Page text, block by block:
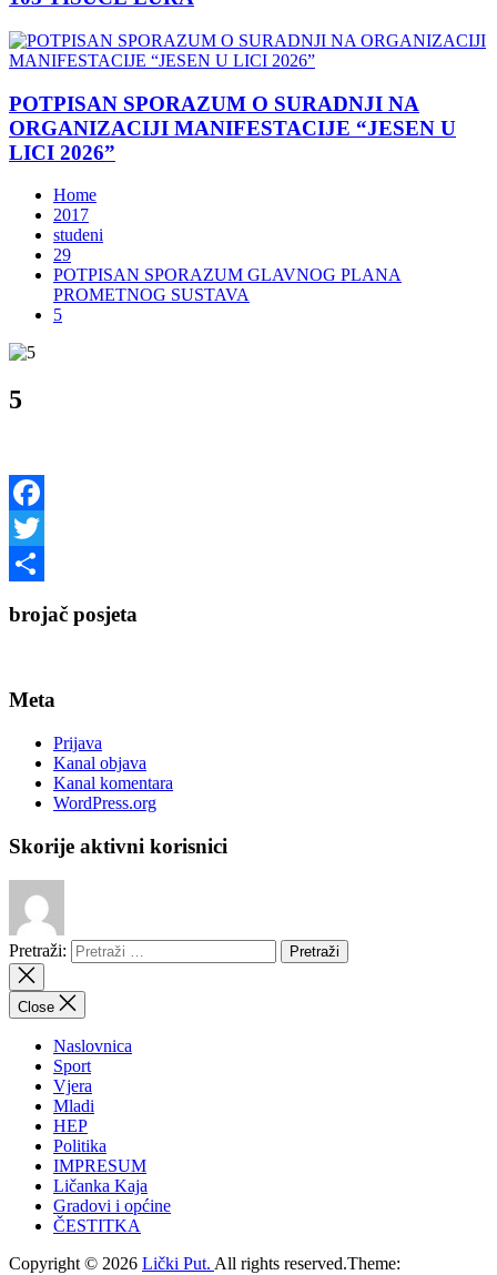
POTPISAN SPORAZUM O SURADNJI NA
ORGANIZACIJI MANIFESTACIJE “JESEN U
LICI 2026”
Home
2017
studeni
29
POTPISAN SPORAZUM GLAVNOG PLANA
PROMETNOG SUSTAVA
5
5
Facebook
Twitter
brojač posjeta
Meta
Prijava
Kanal objava
Kanal komentara
WordPress.org
Skorije aktivni korisnici
Pretraži:
Close
Naslovnica
Sport
Vjera
Mladi
HEP
Politika
IMPRESUM
Ličanka Kaja
Gradovi i općine
ČESTITKA
Copyright © 2026 Lički Put. All rights reserved.Theme: